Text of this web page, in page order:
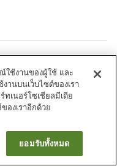
น่า
ว่ายน้ำ
ใช้งานของผู้ใช้ และ
านบนเว็บไซต์ของเรา
ทเนอร์โซเชียลมีเดีย
องเราอีกด้วย
ยอมรับทั้งหมด